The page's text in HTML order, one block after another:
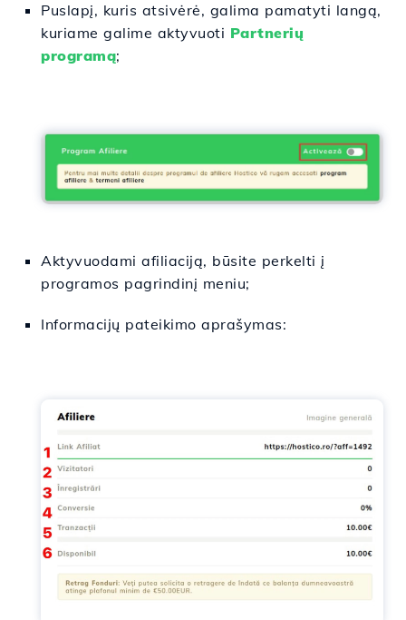
Puslapį, kuris atsivėrė, galima pamatyti langą,
kuriame galime aktyvuoti Partnerių
programą;
Aktyvuodami afiliaciją, būsite perkelti į
programos pagrindinį meniu;
Informacijų pateikimo aprašymas: